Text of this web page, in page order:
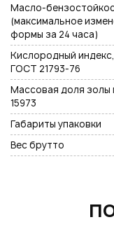
Масло-
(максимальное
формы за 24 часа)
Кислородный
ГОСТ 21793-76
Массовая доля золы
15973
Габариты упаковки
Вес брутто